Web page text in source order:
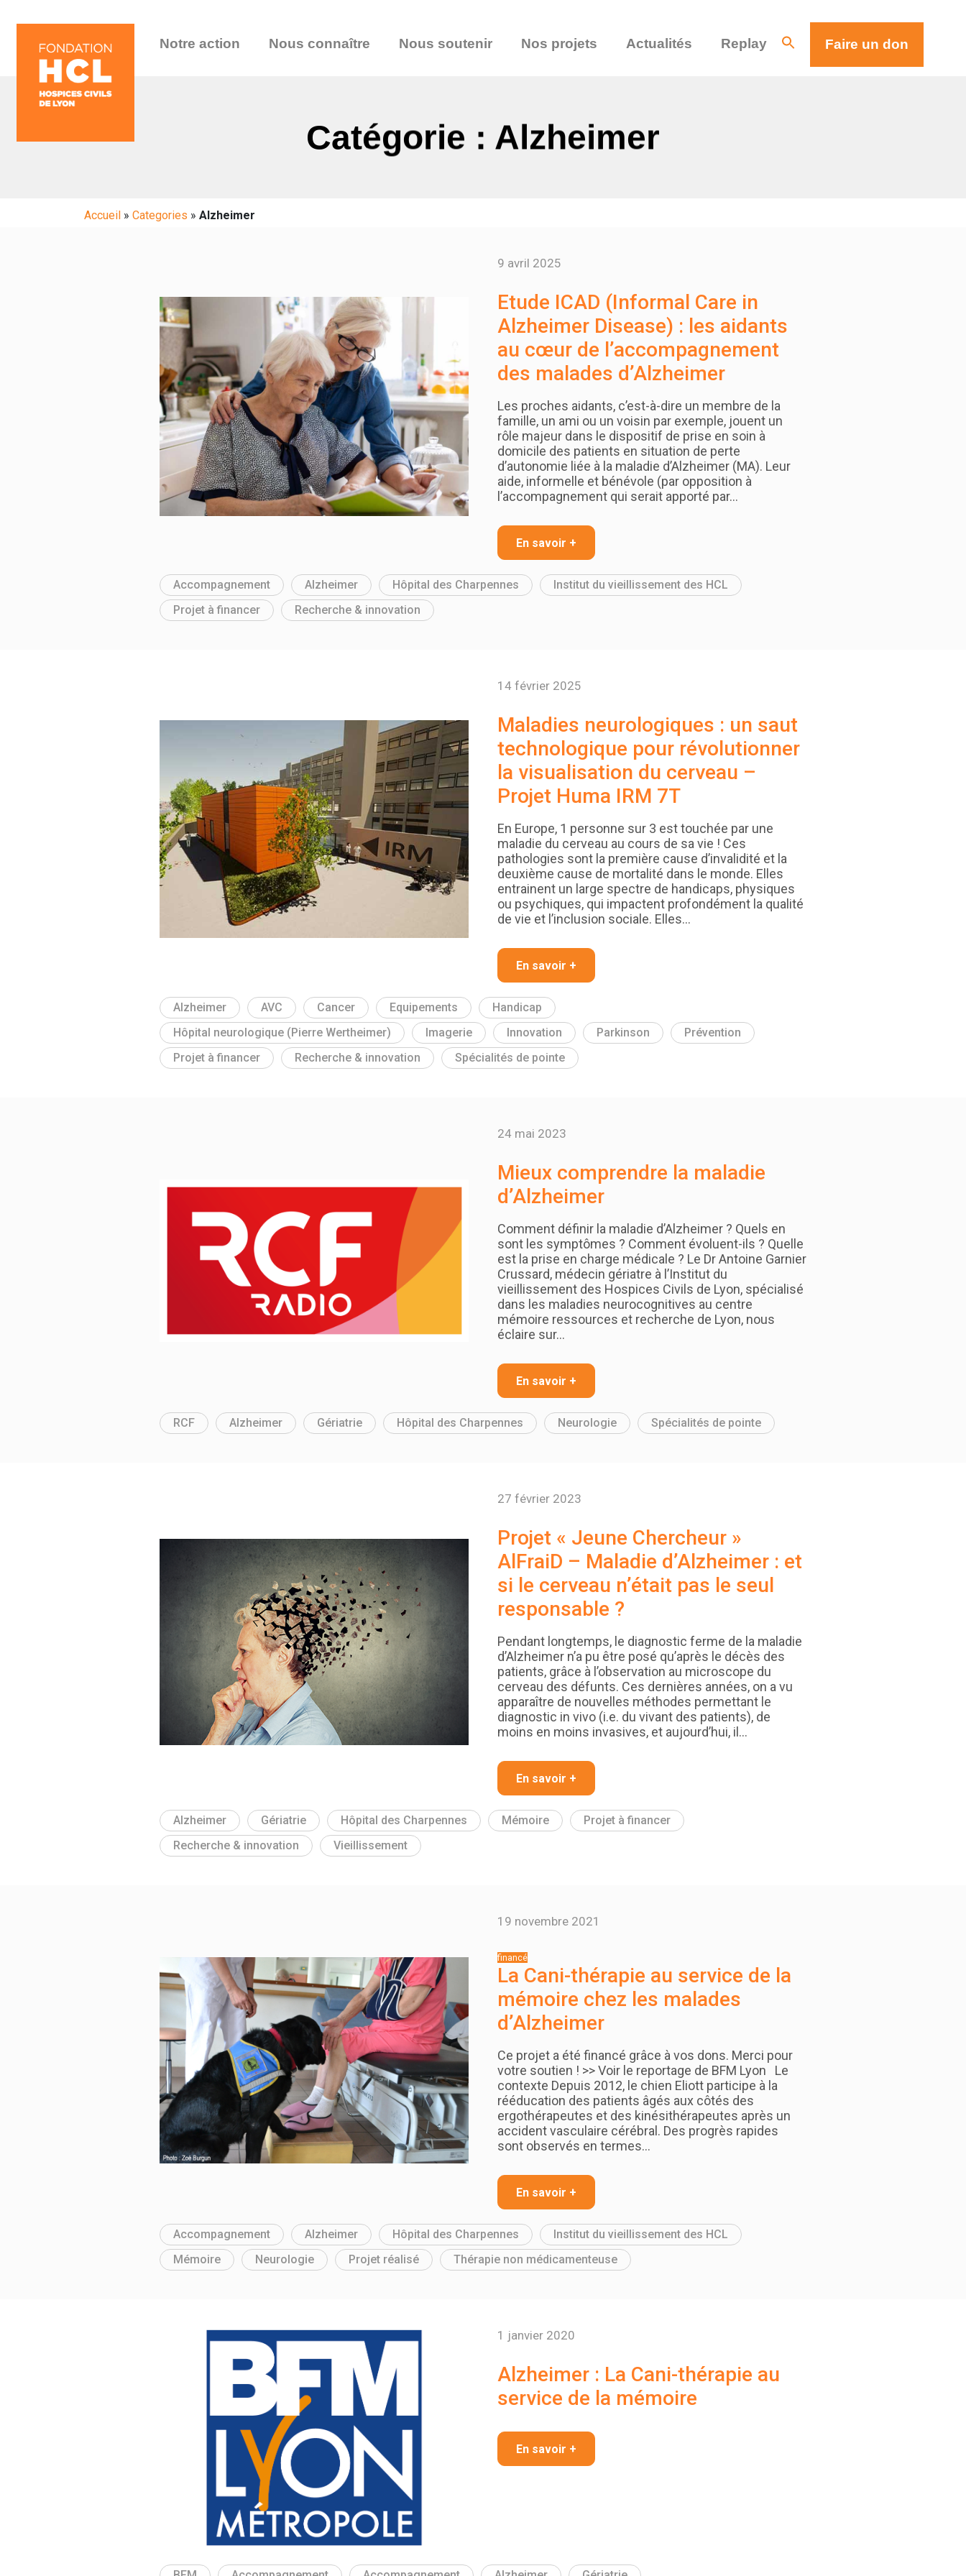
Notre action Nous connaître Nous soutenir Nos projets Actualités Replay Faire un don
Catégorie : Alzheimer
Accueil » Categories » Alzheimer
9 avril 2025
Etude ICAD (Informal Care in
Alzheimer Disease) : les aidants
au cœur de l’accompagnement
des malades d’Alzheimer
Les proches aidants, c’est-à-dire un membre de la
famille, un ami ou un voisin par exemple, jouent un
rôle majeur dans le dispositif de prise en soin à
domicile des patients en situation de perte
d’autonomie liée à la maladie d’Alzheimer (MA). Leur
aide, informelle et bénévole (par opposition à
l’accompagnement qui serait apporté par…
En savoir +
Accompagnement Alzheimer Hôpital des Charpennes
Institut du vieillissement des HCL
Projet à financer
Recherche & innovation
14 février 2025
Maladies neurologiques : un saut
technologique pour révolutionner
la visualisation du cerveau –
Projet Huma IRM 7T
En Europe, 1 personne sur 3 est touchée par une
maladie du cerveau au cours de sa vie ! Ces
pathologies sont la première cause d’invalidité et la
deuxième cause de mortalité dans le monde. Elles
entrainent un large spectre de handicaps, physiques
ou psychiques, qui impactent profondément la qualité
de vie et l’inclusion sociale. Elles…
En savoir +
Alzheimer AVC Cancer Equipements
Handicap
Hôpital neurologique (Pierre Wertheimer)
Imagerie Innovation Parkinson
Prévention
Projet à financer
Recherche & innovation Spécialités de pointe
24 mai 2023
Mieux comprendre la maladie
d’Alzheimer
Comment définir la maladie d’Alzheimer ? Quels en
sont les symptômes ? Comment évoluent-ils ? Quelle
est la prise en charge médicale ? Le Dr Antoine Garnier
Crussard, médecin gériatre à l’Institut du
vieillissement des Hospices Civils de Lyon, spécialisé
dans les maladies neurocognitives au centre
mémoire ressources et recherche de Lyon, nous
éclaire sur…
En savoir +
RCF Alzheimer Gériatrie Hôpital des Charpennes Neurologie Spécialités de pointe
27 février 2023
Projet « Jeune Chercheur »
AlFraiD – Maladie d’Alzheimer : et
si le cerveau n’était pas le seul
responsable ?
Pendant longtemps, le diagnostic ferme de la maladie
d’Alzheimer n’a pu être posé qu’après le décès des
patients, grâce à l’observation au microscope du
cerveau des défunts. Ces dernières années, on a vu
apparaître de nouvelles méthodes permettant le
diagnostic in vivo (i.e. du vivant des patients), de
moins en moins invasives, et aujourd’hui, il…
En savoir +
Alzheimer Gériatrie Hôpital des Charpennes Mémoire
Projet à financer
Recherche & innovation
Vieillissement
19 novembre 2021
La Cani-thérapie au service de la
mémoire chez les malades
d’Alzheimer
Ce projet a été financé grâce à vos dons. Merci pour
votre soutien ! >> Voir le reportage de BFM Lyon Le
contexte Depuis 2012, le chien Eliott participe à la
rééducation des patients âgés aux côtés des
ergothérapeutes et des kinésithérapeutes après un
accident vasculaire cérébral. Des progrès rapides
sont observés en termes…
En savoir +
Accompagnement Alzheimer Hôpital des Charpennes
Institut du vieillissement des HCL
Mémoire
Neurologie Projet réalisé Thérapie non médicamenteuse
1 janvier 2020
Alzheimer : La Cani-thérapie au
service de la mémoire
En savoir +